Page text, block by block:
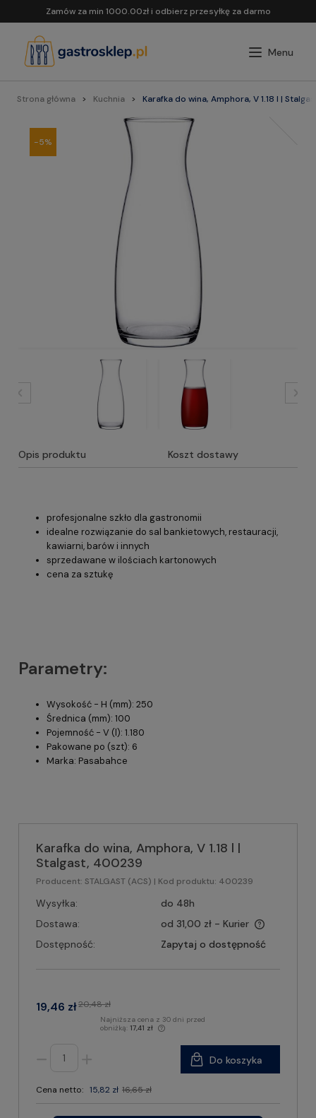
Zamów za min 1000.00zł i odbierz przesyłkę za darmo
Strona główna Kuchnia Karafka do wina, Amphora, V 1.18 l |
-5%
Opis produktu Koszt dostawy
profesjonalne szkło dla gastronomii
idealne rozwiązanie do sal bankietowych, restauracji,
kawiarni, barów i innych
sprzedawane w ilościach kartonowych
cena za sztukę
Parametry:
Wysokość - H (mm): 250
Średnica (mm): 100
Pojemność - V (l): 1.180
Pakowane po (szt): 6
Marka: Pasabahce
Karafka do wina, Amphora, V 1.18 l |
Stalgast, 400239
Producent: STALGAST (ACS) | Kod produktu: 400239
Wysyłka:
do 48h
Dostawa:
od 31,00 zł - Kurier
Dostępność:
Zapytaj o dostępność
19,46 zł20,48 zł
Najniższa cena z 30 dni przed
obniżką: 17,41 zł
Cena netto: 15,82 zł 16,65 zł
Do koszyka